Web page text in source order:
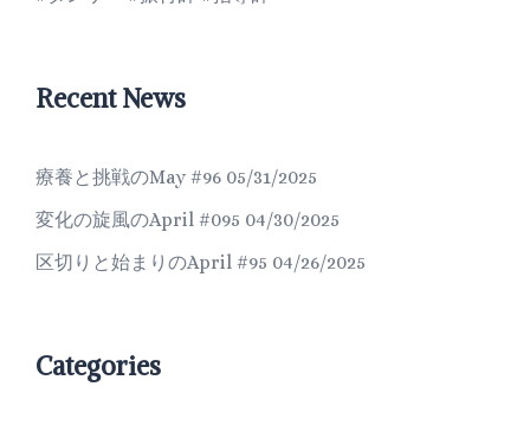
Recent News
療養と挑戦のMay #96 05/31/2025
変化の旋風のApril #095 04/30/2025
区切りと始まりのApril #95 04/26/2025
Categories